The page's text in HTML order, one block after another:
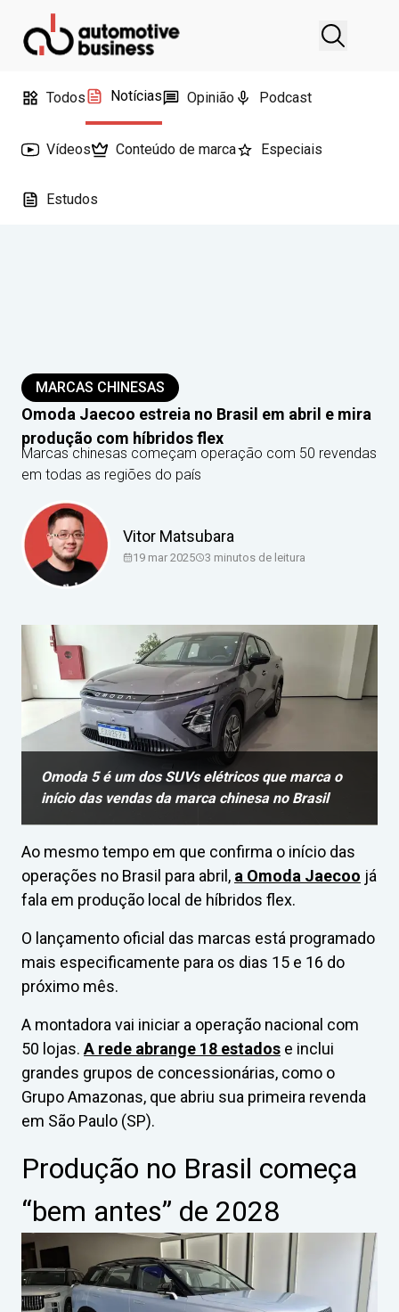
Todos Notícias Opinião Podcast
Vídeos Conteúdo de marca Especiais
Estudos
MARCAS CHINESAS
Omoda Jaecoo estreia no Brasil em abril e mira
produção com híbridos flex
Marcas chinesas começam operação com 50 revendas
em todas as regiões do país
Vitor Matsubara
19 mar 2025 3 minutos de leitura
Omoda 5 é um dos SUVs elétricos que marca o
início das vendas da marca chinesa no Brasil
Ao mesmo tempo em que confirma o início das
operações no Brasil para abril, a Omoda Jaecoo já
fala em produção local de híbridos flex.
O lançamento oficial das marcas está programado
mais especificamente para os dias 15 e 16 do
próximo mês.
A montadora vai iniciar a operação nacional com
50 lojas. A rede abrange 18 estados e inclui
grandes grupos de concessionárias, como o
Grupo Amazonas, que abriu sua primeira revenda
em São Paulo (SP).
Produção no Brasil começa
“bem antes” de 2028